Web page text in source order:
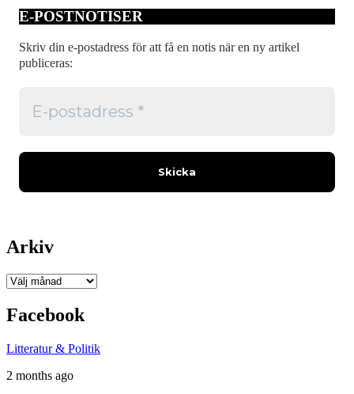
E-POSTNOTISER
Skriv din e-postadress för att få en notis när en ny artikel
publiceras:
Arkiv
Arkiv
Facebook
Litteratur & Politik
2 months ago